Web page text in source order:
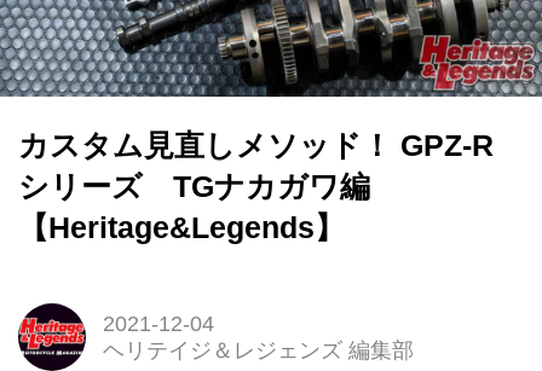
カスタム見直しメソッド！ GPZ-R
シリーズ TGナカガワ編
【Heritage&Legends】
2021-12-04
ヘリテイジ＆レジェンズ 編集部